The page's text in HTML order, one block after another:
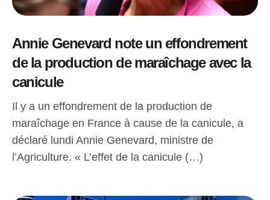
Annie Genevard note un effondrement
de la production de maraîchage avec la
canicule
Il y a un effondrement de la production de
maraîchage en France à cause de la canicule, a
déclaré lundi Annie Genevard, ministre de
l’Agriculture. « L’effet de la canicule (…)